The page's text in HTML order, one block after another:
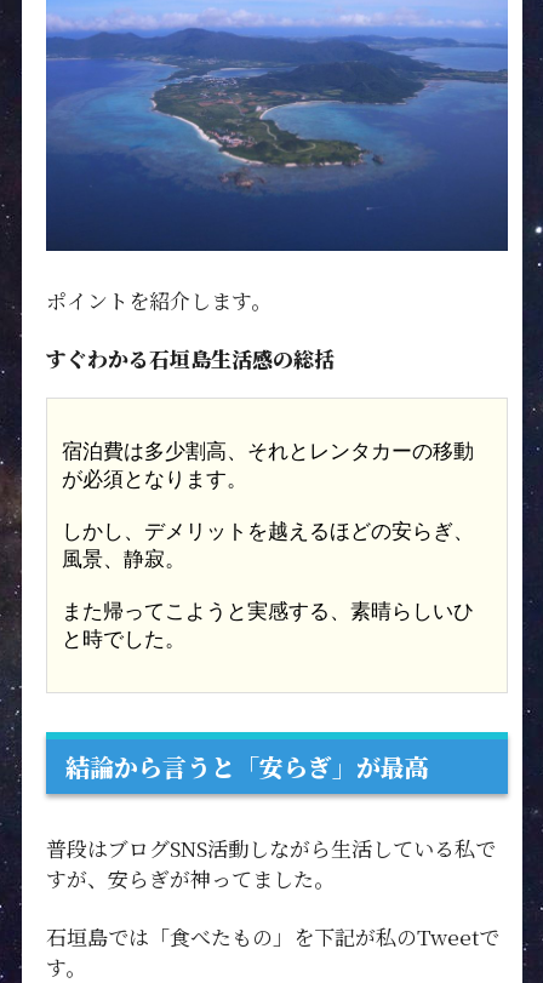
ポイントを紹介します。
すぐわかる石垣島生活感の総括
宿泊費は多少割高、それとレンタカーの移動
が必須となります。
しかし、デメリットを越えるほどの安らぎ、
風景、静寂。
また帰ってこようと実感する、素晴らしいひ
と時でした。
結論から言うと「安らぎ」が最高
普段はブログSNS活動しながら生活している私で
すが、安らぎが神ってました。
石垣島では「食べたもの」を下記が私のTweetで
す。